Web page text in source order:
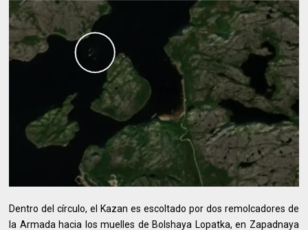
Dentro del círculo, el Kazan es escoltado por dos remolcadores de
la Armada hacia los muelles de Bolshaya Lopatka, en Zapadnaya